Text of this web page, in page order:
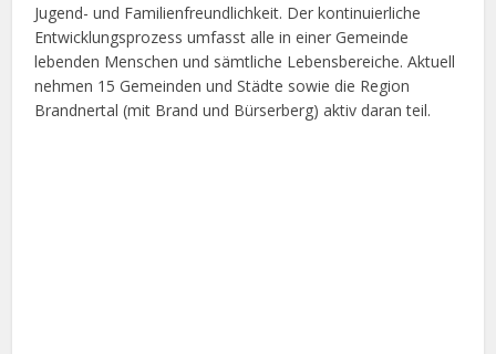
Jugend- und Familienfreundlichkeit. Der kontinuierliche
Entwicklungsprozess umfasst alle in einer Gemeinde
lebenden Menschen und sämtliche Lebensbereiche. Aktuell
nehmen 15 Gemeinden und Städte sowie die Region
Brandnertal (mit Brand und Bürserberg) aktiv daran teil.